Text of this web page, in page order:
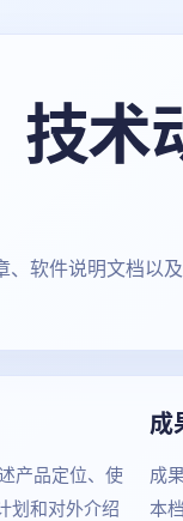
术
软件说明文档以
产品定位、使
划和对外介绍
成
成
本